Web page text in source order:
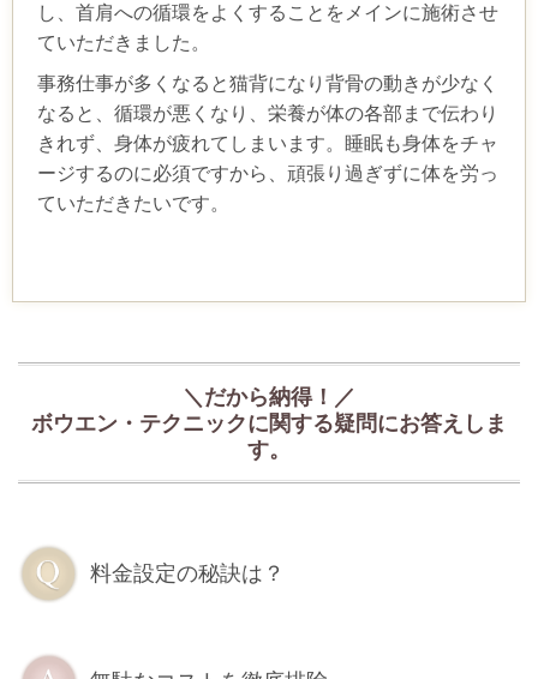
し、首肩への循環をよくすることをメインに施術させ
ていただきました。
事務仕事が多くなると猫背になり背骨の動きが少なく
なると、循環が悪くなり、栄養が体の各部まで伝わり
きれず、身体が疲れてしまいます。睡眠も身体をチャ
ージするのに必須ですから、頑張り過ぎずに体を労っ
ていただきたいです。
＼だから納得！／
ボウエン・テクニックに関する疑問にお答えしま
す。
料金設定の秘訣は？